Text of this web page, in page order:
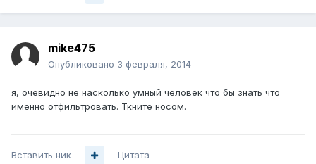
mike475
Опубликовано 3 февраля, 2014
я, очевидно не насколько умный человек что бы знать что
именно отфильтровать. Ткните носом.
Вставить ник Цитата